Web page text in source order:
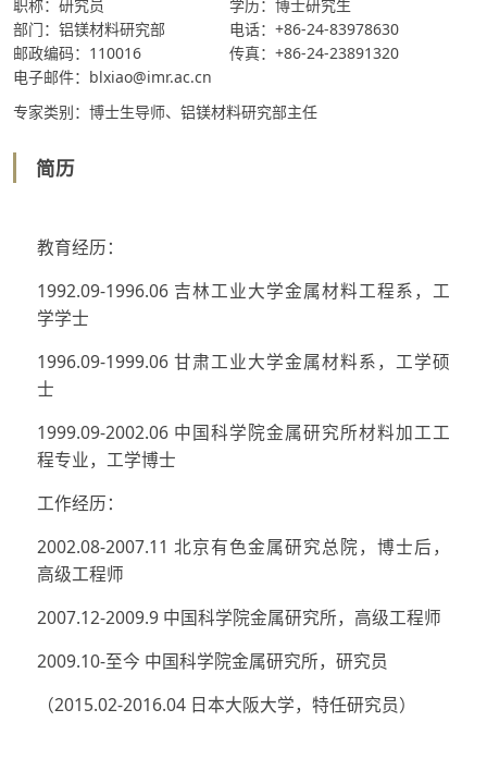
职称：研究员
学历：博士研究生
部门：铝镁材料研究部
电话：+86-24-83978630
邮政编码：110016
传真：+86-24-23891320
电子邮件：blxiao@imr.ac.cn
专家类别：博士生导师、铝镁材料研究部主任
简历
教育经历：
1992.09-1996.06 吉林工业大学金属材料工程系，工
学学士
1996.09-1999.06 甘肃工业大学金属材料系，工学硕
士
1999.09-2002.06 中国科学院金属研究所材料加工工
程专业，工学博士
工作经历：
2002.08-2007.11 北京有色金属研究总院，博士后，
高级工程师
2007.12-2009.9 中国科学院金属研究所，高级工程师
2009.10-至今 中国科学院金属研究所，研究员
（2015.02-2016.04 日本大阪大学，特任研究员）